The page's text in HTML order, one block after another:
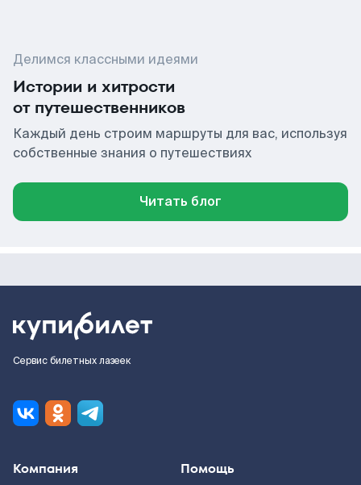
Делимся классными идеями
Истории и хитрости
от путешественников
Каждый день строим маршруты для вас, используя
собственные знания о путешествиях
Читать блог
Сервис билетных лазеек
Компания Помощь